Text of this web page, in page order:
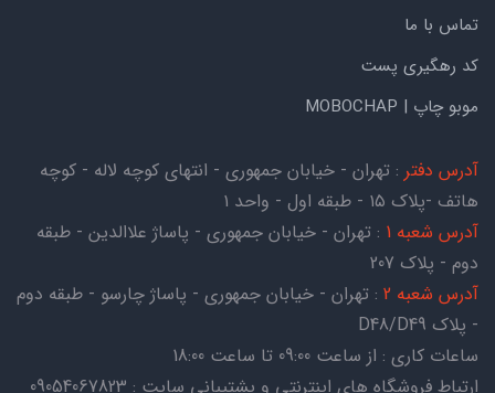
تماس با ما
کد رهگیری پست
موبو چاپ | MOBOCHAP
آدرس دفتر : تهران - خیابان جمهوری - انتهای کوچه لاله - کوچه
هاتف -پلاک ۱۵ - طبقه اول - واحد ۱
آدرس شعبه 1
: تهران - خیابان جمهوری - پاساژ علاالدین - طبقه
دوم - پلاک 207
آدرس شعبه 2
: تهران - خیابان جمهوری - پاساژ چارسو - طبقه دوم
- پلاک D48/D49
ساعات کاری : از ساعت 09:00 تا ساعت 18:00
ارتباط فروشگاه های اینترنتی و پشتیبانی سایت : 09054067823